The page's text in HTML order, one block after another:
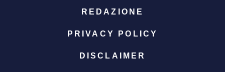
REDAZIONE
PRIVACY POLICY
DISCLAIMER